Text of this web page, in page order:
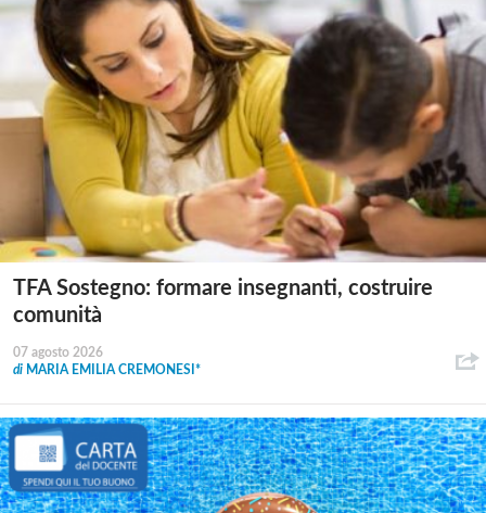
TFA Sostegno: formare insegnanti, costruire
comunità
07 agosto 2026
di MARIA EMILIA CREMONESI*